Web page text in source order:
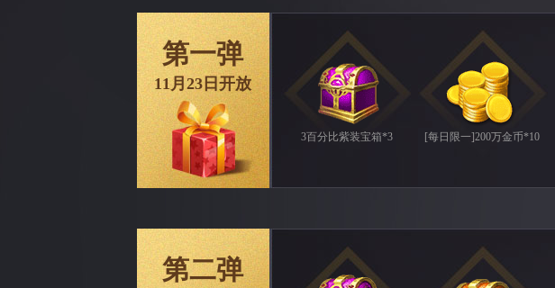
第一弹
11月23日开放
3百分比紫装宝箱*3 [每日限一]200万金币*10
第二弹